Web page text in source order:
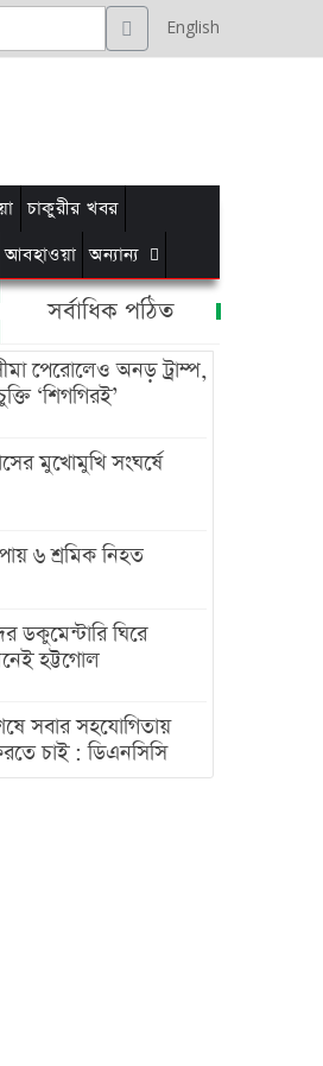
English
চাকুরীর খবর
আবহাওয়া অন্যান্য
সর্বাধিক পঠিত
পেরোলেও অনড় ট্রাম্প,
‘শিগগিরই’
মুখোমুখি সংঘর্ষে
৬ শ্রমিক নিহত
ডকুমেন্টারি ঘিরে
হট্টগোল
সবার সহযোগিতায়
চাই : ডিএনসিসি